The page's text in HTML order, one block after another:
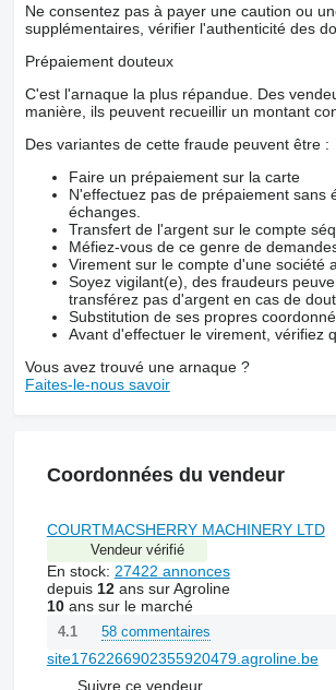
Ne consentez pas à payer une caution ou
supplémentaires, vérifier l'authenticité des
Prépaiement douteux
C'est l'arnaque la plus répandue. Des
manière, ils peuvent recueillir un montant
Des variantes de cette fraude peuvent être :
Faire un prépaiement sur la carte
N'effectuez pas de prépaiement sans
échanges.
Transfert de l'argent sur le compte
Méfiez-vous de ce genre de
Virement sur le compte d'une société
Soyez vigilant(e), des fraudeurs
transférez pas d'argent en cas de
Substitution de ses propres
Avant d'effectuer le virement, vérifiez
Vous avez trouvé une arnaque ?
Faites-le-nous savoir
Coordonnées du vendeur
COURTMACSHERRY MACHINERY LTD
Vendeur vérifié
En stock: 27422 annonces
depuis 12ans sur Agroline
10ans sur le marché
4.1 58 commentaires
site1762266902355920479.agroline.be
Suivre ce vendeur